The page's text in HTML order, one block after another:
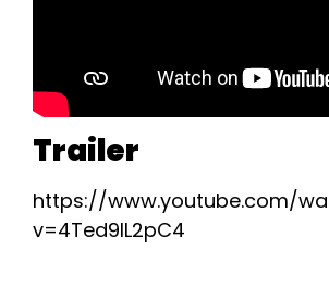
Trailer
https://www.youtube.com/
v=4Ted9IL2pC4